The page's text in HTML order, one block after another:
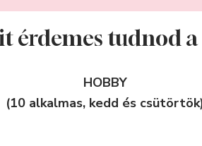
érdemes tudnod
HOBBY
(10 alkalmas, kedd és